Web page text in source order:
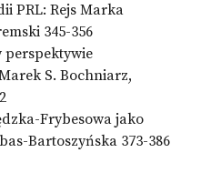
PRL: Rejs Marka
345-356
perspektywie
S. Bochniarz,
Frybesowa jako
Bartoszyńska 373-386